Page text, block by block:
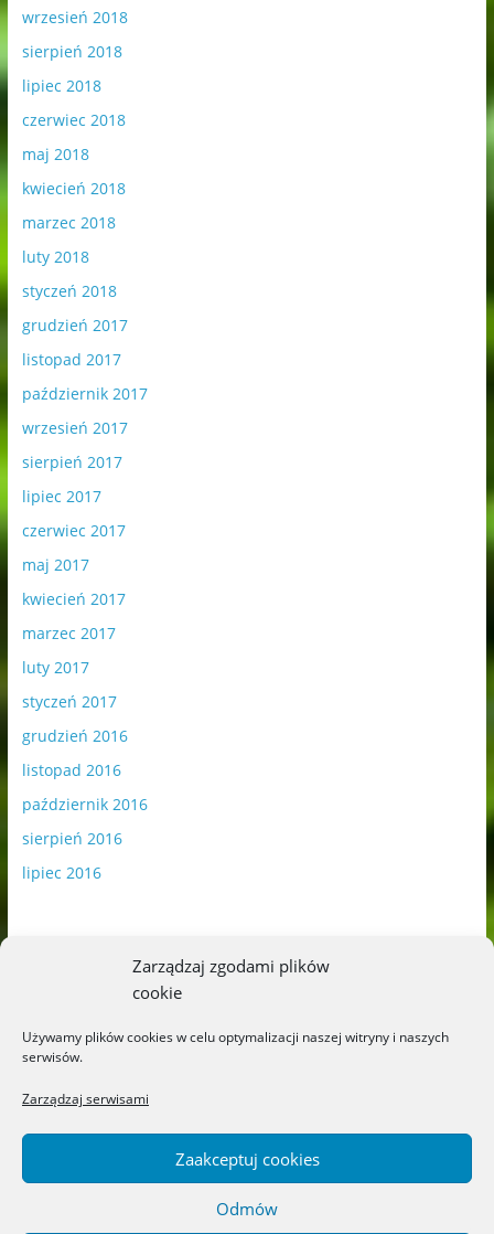
Zarządzaj zgodami plików
cookie
Używamy plików cookies w celu optymalizacji naszej witryny i naszych
serwisów.
Zarządzaj serwisami
Zaakceptuj cookies
Odmów
wrzesień 2018
sierpień 2018
lipiec 2018
czerwiec 2018
maj 2018
kwiecień 2018
marzec 2018
luty 2018
styczeń 2018
grudzień 2017
listopad 2017
październik 2017
wrzesień 2017
sierpień 2017
lipiec 2017
czerwiec 2017
maj 2017
kwiecień 2017
marzec 2017
luty 2017
styczeń 2017
grudzień 2016
listopad 2016
październik 2016
sierpień 2016
lipiec 2016
Blog o książkach dla dzieci i młodzieży –